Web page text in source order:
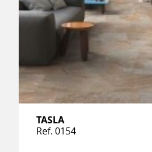
TASLA
Ref. 0154